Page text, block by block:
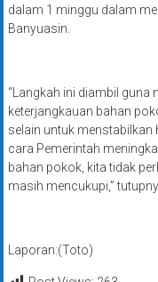
dalam 1 minggu dalam
Banyuasin.
“Langkah ini diambil guna
keterjangkauan bahan
selain untuk
cara Pemerintah
bahan pokok, kita tidak
masih mencukupi,”
Laporan:(Toto)